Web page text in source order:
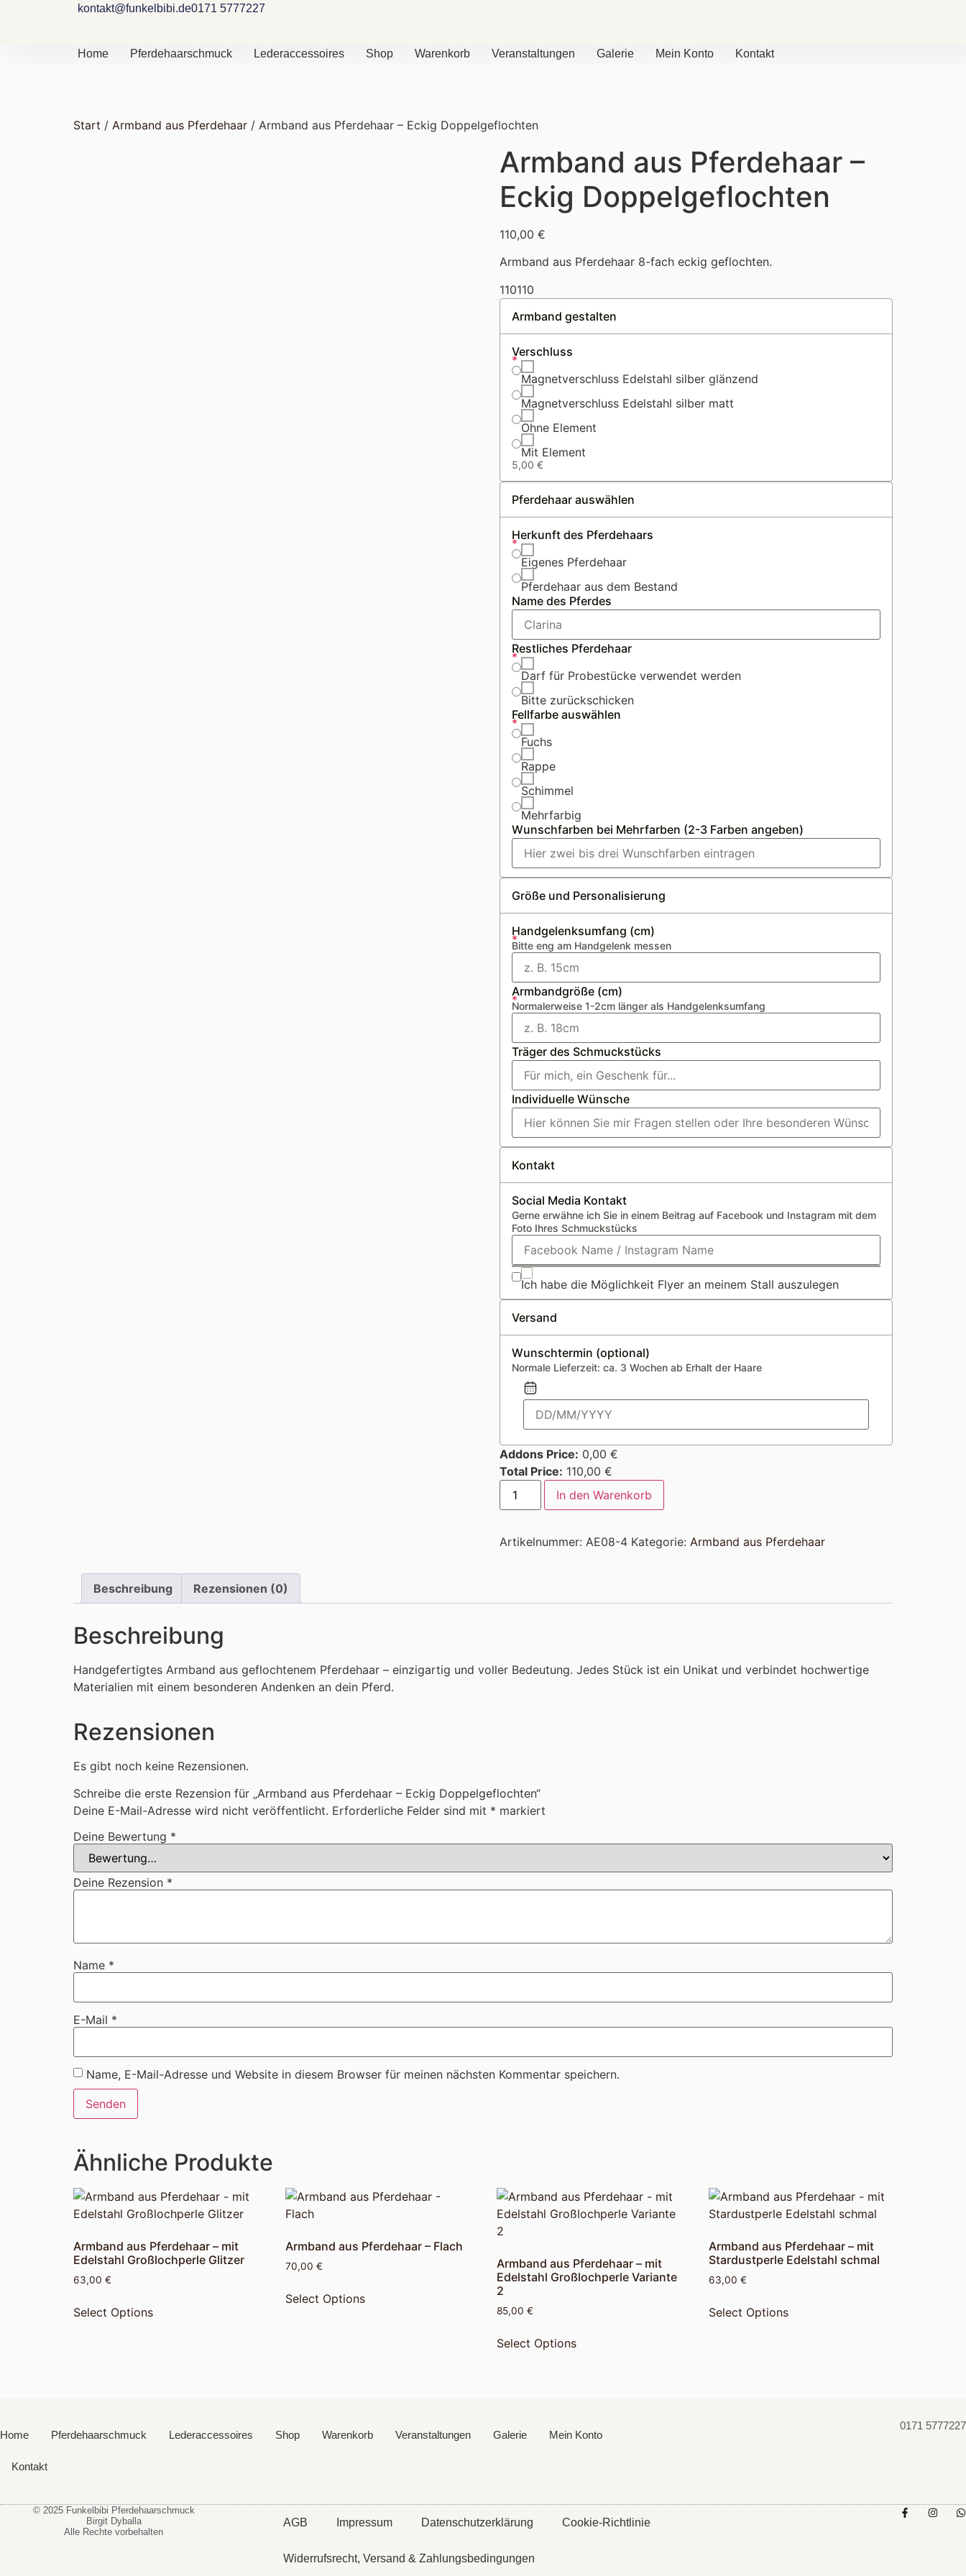
kontakt@funkelbibi.de0171 5777227
Home Pferdehaarschmuck Lederaccessoires Shop Warenkorb Veranstaltungen Galerie Mein Konto Kontakt
Start / Armband aus Pferdehaar / Armband aus Pferdehaar – Eckig Doppelgeflochten
Armband aus Pferdehaar –
Eckig Doppelgeflochten
110,00 €
Armband aus Pferdehaar 8-fach eckig geflochten.
110110
Armband gestalten
Verschluss
*
Magnetverschluss Edelstahl silber glänzend
Magnetverschluss Edelstahl silber matt
Ohne Element
Mit Element
5,00 €
Pferdehaar auswählen
Herkunft des Pferdehaars
*
Eigenes Pferdehaar
Pferdehaar aus dem Bestand
Name des Pferdes
Restliches Pferdehaar
*
Darf für Probestücke verwendet werden
Bitte zurückschicken
Fellfarbe auswählen
*
Fuchs
Rappe
Schimmel
Mehrfarbig
Wunschfarben bei Mehrfarben (2-3 Farben angeben)
Größe und Personalisierung
Handgelenksumfang (cm)
*
Bitte eng am Handgelenk messen
Armbandgröße (cm)
*
Normalerweise 1-2cm länger als Handgelenksumfang
Träger des Schmuckstücks
Individuelle Wünsche
Kontakt
Social Media Kontakt
Gerne erwähne ich Sie in einem Beitrag auf Facebook und Instagram mit dem
Foto Ihres Schmuckstücks
Ich habe die Möglichkeit Flyer an meinem Stall auszulegen
Versand
Wunschtermin (optional)
Normale Lieferzeit: ca. 3 Wochen ab Erhalt der Haare
Addons Price: 0,00 €
Total Price: 110,00 €
In den Warenkorb
Artikelnummer: AE08-4 Kategorie: Armband aus Pferdehaar
Beschreibung Rezensionen (0)
Beschreibung
Handgefertigtes Armband aus geflochtenem Pferdehaar – einzigartig und voller Bedeutung. Jedes Stück ist ein Unikat und verbindet hochwertige
Materialien mit einem besonderen Andenken an dein Pferd.
Rezensionen
Es gibt noch keine Rezensionen.
Schreibe die erste Rezension für „Armband aus Pferdehaar – Eckig Doppelgeflochten“
Deine E-Mail-Adresse wird nicht veröffentlicht. Erforderliche Felder sind mit * markiert
Deine Bewertung *
Deine Rezension *
Name *
E-Mail *
Name, E-Mail-Adresse und Website in diesem Browser für meinen nächsten Kommentar speichern.
Ähnliche Produkte
Armband aus Pferdehaar – mit
Edelstahl Großlochperle Glitzer
63,00 €
Select Options
Armband aus Pferdehaar – Flach
70,00 €
Select Options
Armband aus Pferdehaar – mit
Edelstahl Großlochperle Variante
2
85,00€
Select Options
Armband aus Pferdehaar – mit
Stardustperle Edelstahl schmal
63,00€
Select Options
Home Pferdehaarschmuck Lederaccessoires Shop Warenkorb Veranstaltungen Galerie Mein Konto
Kontakt
0171 5777227
© 2025 Funkelbibi Pferdehaarschmuck
Birgit Dyballa
Alle Rechte vorbehalten
AGB Impressum Datenschutzerklärung Cookie-Richtlinie
Widerrufsrecht, Versand & Zahlungsbedingungen